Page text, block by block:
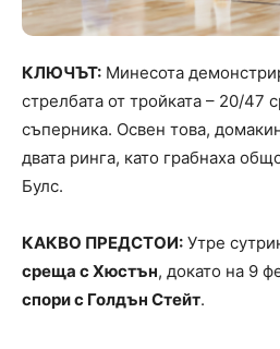
КЛЮЧЪТ: Минесота
стрелбата от тройката – 20/47
съперника. Освен това,
двата ринга, като грабнаха
Булс.
КАКВО ПРЕДСТОИ: Утре
среща с Хюстън, докато на 9
спори с Голдън Стейт.